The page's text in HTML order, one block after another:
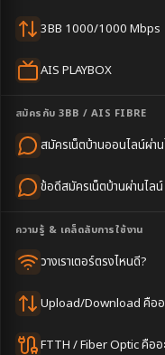
3BB 1000/1000 Mbps
AIS PLAYBOX
สมัครกับ 3BB / AIS FIBRE
สมัครเน็ตบ้านออนไลน์ผ่า
ข้อดีสมัครเน็ตบ้านผ่านไล
ความรู้ & เคล็ดลับการใช้งาน
วางเราเตอร์ตรงไหนดี?
Upload/Download คืออ
FTTH / Fiber Optic คืออ
2ตำบล
ครอบคลุมพื้นที่
1-3วันทำการ
นัดช่างติดตั้ง
ราคาเริ่มต้น
ดู